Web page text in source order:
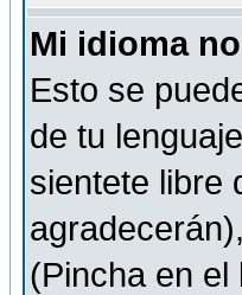
Mi idioma
Esto se
de tu
sientete libre
(Pincha en el